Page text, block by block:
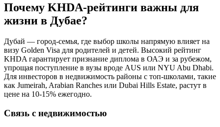
Почему KHDA-рейтинги важны для
жизни в Дубае?
Дубай — город-семья, где выбор школы напрямую влияет на
визу Golden Visa для родителей и детей. Высокий рейтинг
KHDA гарантирует признание диплома в ОАЭ и за рубежом,
упрощая поступление в вузы вроде AUS или NYU Abu Dhabi.
Для инвесторов в недвижимость районы с топ-школами, такие
как Jumeirah, Arabian Ranches или Dubai Hills Estate, растут в
цене на 10-15% ежегодно.
Связь с недвижимостью